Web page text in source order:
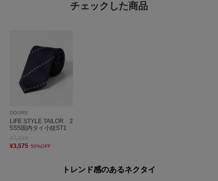
チェックした商品
DOORS
LIFE STYLE TAILOR 2
5SS国内タイ小紋ST1
¥3,575 50%OFF
トレンド感のあるネクタイ